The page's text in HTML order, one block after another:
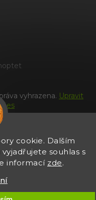
cookie. Dalším
souhlas s
informací zde.
vyhrazena. Upravit